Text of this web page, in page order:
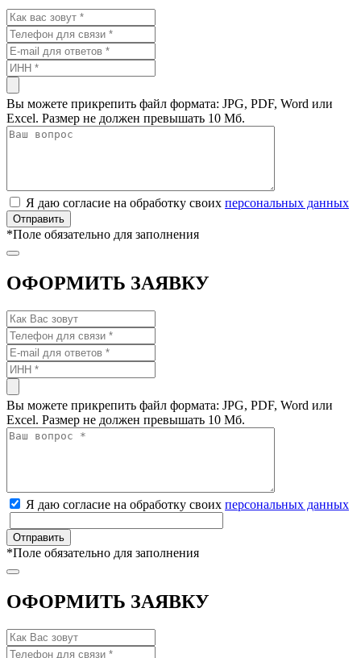
Вы можете прикрепить файл формата: JPG, PDF, Word или
Excel. Размер не должен превышать 10 Мб.
Я даю согласие на обработку своих персональных данных
*Поле обязательно для заполнения
ОФОРМИТЬ ЗАЯВКУ
Вы можете прикрепить файл формата: JPG, PDF, Word или
Excel. Размер не должен превышать 10 Мб.
Я даю согласие на обработку своих персональных данных
*Поле обязательно для заполнения
ОФОРМИТЬ ЗАЯВКУ